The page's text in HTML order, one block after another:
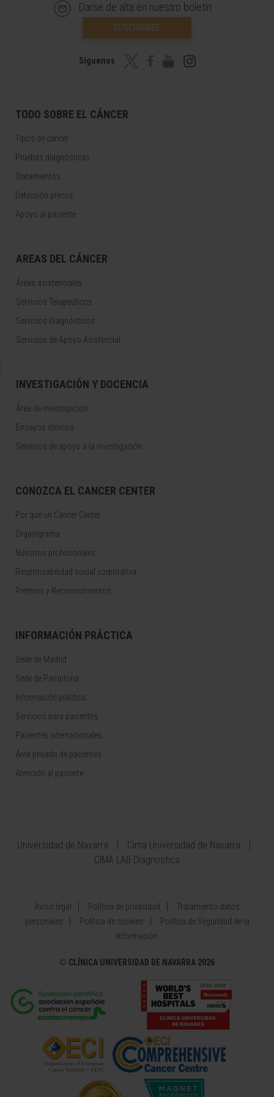
Darse de alta en nuestro boletín
SUSCRIBIRSE
Síguenos
TODO SOBRE EL CÁNCER
Tipos de cáncer
Pruebas diagnósticas
Tratamientos
Detección precoz
Apoyo al paciente
AREAS DEL CÁNCER
Áreas asistenciales
Servicios Terapeúticos
Servicios Diagnósticos
Servicios de Apoyo Asistencial
INVESTIGACIÓN Y DOCENCIA
Área de investigación
Ensayos clínicos
Servicios de apoyo a la investigación
CONOZCA EL CANCER CENTER
Por qué un Cancer Center
Organigrama
Nuestros profesionales
Responsabilidad social corporativa
Premios y Reconocimientos
INFORMACIÓN PRÁCTICA
Sede de Madrid
Sede de Pamplona
Información práctica
Servicios para pacientes
Pacientes internacionales
Área privada de pacientes
Atención al paciente
Universidad de Navarra
Cima Universidad de Navarra
CIMA LAB Diagnostics
Aviso legal Política de privacidad
Tratamiento datos
personales
Política de cookies
Política de Seguridad de la
Información
© CLÍNICA UNIVERSIDAD DE NAVARRA 2026